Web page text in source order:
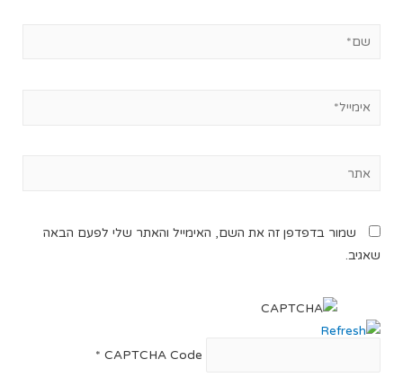
שמור בדפדפן זה את השם, האימייל והאתר שלי לפעם הבאה
שאגיב.
CAPTCHA Code
*